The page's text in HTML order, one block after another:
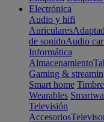
Electrónica
Audio y hifi
Auriculares
de sonidoAudio
Informática
Almacenamiento
Gaming &
Smart home
Wearables
Televisión
Accesorios